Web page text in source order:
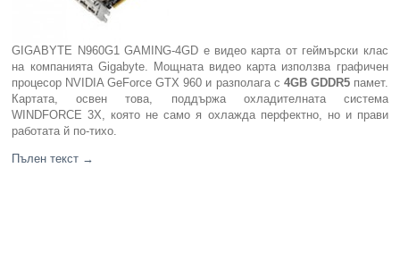
GIGABYTE N960G1 GAMING-4GD е видео карта от геймърски клас
на компанията Gigabyte. Мощната видео карта използва графичен
процесор NVIDIA GeForce GTX 960 и разполага с 4GB GDDR5памет.
Картата, освен това, поддържа охладителната система
WINDFORCE 3X, която не само я охлажда перфектно, но и прави
работата й по-тихо.
Пълен текст →